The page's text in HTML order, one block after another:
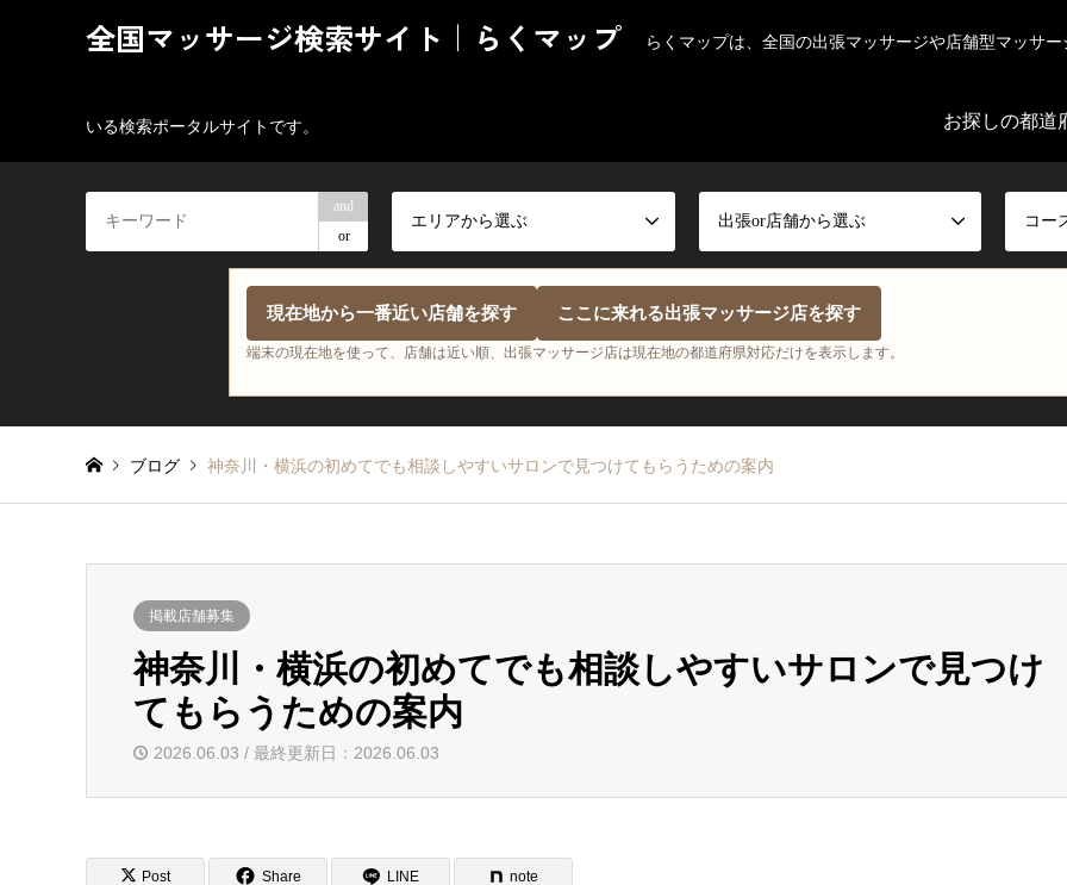
全国マッサージ検索サイト｜らくマップ らくマップは、全国の出張マッサージや店舗型マッサ
いる検索ポータルサイトです。 お探しの都道
and
or
エリアから選ぶ 出張or店舗から選ぶ コー
現在地から一番近い店舗を探す ここに来れる出張マッサージ店を探す
端末の現在地を使って、店舗は近い順、出張マッサージ店は現在地の都道府県対応だけを表示します。
ブログ 神奈川・横浜の初めてでも相談しやすいサロンで見つけてもらうための案内
掲載店舗募集
神奈川・横浜の初めてでも相談しやすいサロンで見つけ
てもらうための案内
2026.06.03 / 最終更新日：2026.06.03
Post Share LINE note